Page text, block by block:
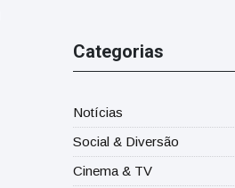
Categorias
Notícias
Social & Diversão
Cinema & TV